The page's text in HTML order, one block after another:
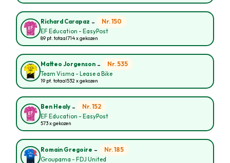
Richard Carapaz - Nr. 150
EF Education - EasyPost
89 pt. totaal714 x gekozen
Matteo Jorgenson - Nr. 535
Team Visma - Lease a Bike
19 pt. totaal532 x gekozen
Ben Healy - Nr. 152
EF Education - EasyPost
573 x gekozen
Romain Gregoire - Nr. 185
Groupama - FDJ United